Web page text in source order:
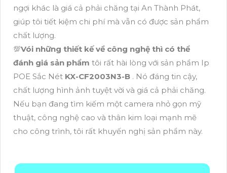
ngợi khác là giá cả phải chăng tại An Thành Phát,
giúp tôi tiết kiệm chi phí mà vẫn có được sản phẩm
chất lượng.
💯Vói những thiết kế về công nghệ thì có thể
đánh giá sản phẩm tôi rất hài lòng với sản phẩm Ip
POE Sắc Nét KX-CF2003N3-B . Nó đáng tin cậy,
chất lượng hình ảnh tuyệt vời và giá cả phải chăng.
Nếu bạn đang tìm kiếm một camera nhỏ gọn mỹ
thuật, công nghệ cao và thân kim loại mạnh mẽ
cho công trình, tôi rất khuyến nghị sản phẩm này.